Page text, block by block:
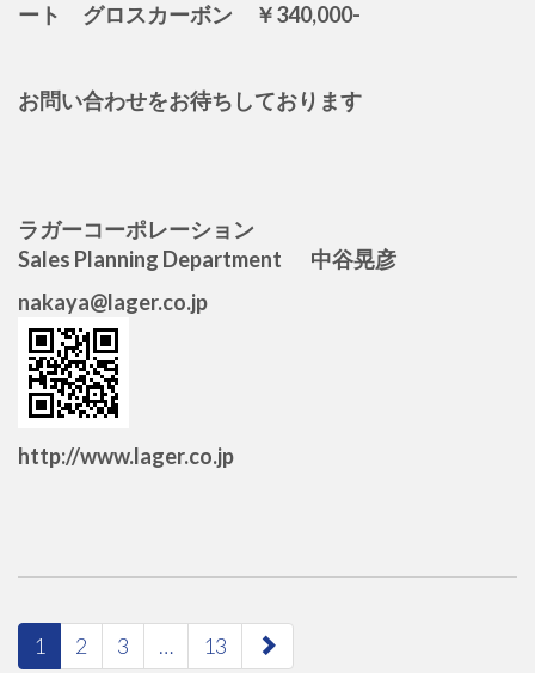
ート グロスカーボン ￥340,000-
お問い合わせをお待ちしております
ラガーコーポレーション
Sales Planning Department 中谷晃彦
nakaya@lager.co.jp
http://www.lager.co.jp
paging-
1 2 3 … 13